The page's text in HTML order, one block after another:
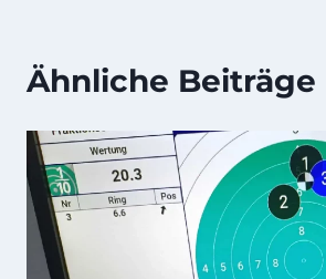
Ähnliche Beiträge